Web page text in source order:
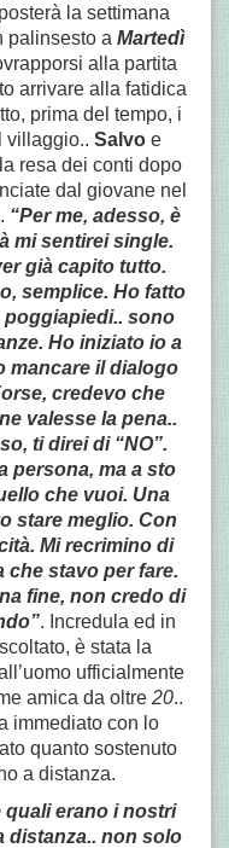
la settimana
palinsesto a Martedì
alla partita
arrivare alla fatidica
prima del tempo, i
villaggio.. Salvoe
resa dei conti dopo
dal giovane nel
“Per me, adesso, è
mi sentirei single.
già capito tutto.
semplice. Ho fatto
poggiapiedi.. sono
Ho iniziato io a
mancare il dialogo
credevo che
valesse la pena..
ti direi di “NO”.
persona, ma a sto
che vuoi. Una
stare meglio. Con
Mi recrimino di
che stavo per fare.
fine, non credo di
. Incredula ed in
è stata la
ufficialmente
amica da oltre20..
immediato con lo
quanto sostenuto
a distanza.
quali erano i nostri
distanza.. non solo